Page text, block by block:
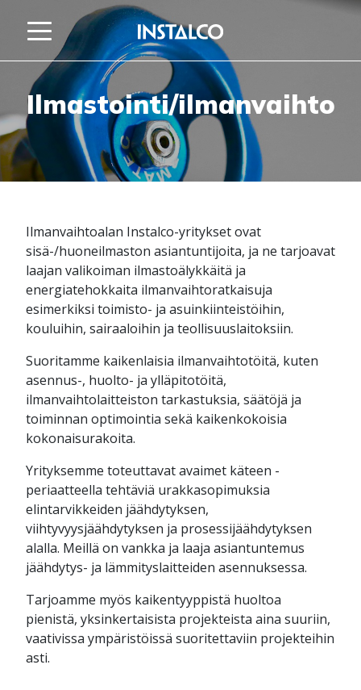
Hypätä sisältöön
Ilmastointi/ilmanvaihto
Ilmanvaihtoalan Instalco-yritykset ovat
sisä-/huoneilmaston asiantuntijoita, ja ne tarjoavat
laajan valikoiman ilmastoälykkäitä ja
energiatehokkaita ilmanvaihtoratkaisuja
esimerkiksi toimisto- ja asuinkiinteistöihin,
kouluihin, sairaaloihin ja teollisuuslaitoksiin.
Suoritamme kaikenlaisia ilmanvaihtotöitä, kuten
asennus-, huolto- ja ylläpitotöitä,
ilmanvaihtolaitteiston tarkastuksia, säätöjä ja
toiminnan optimointia sekä kaikenkokoisia
kokonaisurakoita.
Yrityksemme toteuttavat avaimet käteen -
periaatteella tehtäviä urakkasopimuksia
elintarvikkeiden jäähdytyksen,
viihtyvyysjäähdytyksen ja prosessijäähdytyksen
alalla. Meillä on vankka ja laaja asiantuntemus
jäähdytys- ja lämmityslaitteiden asennuksessa.
Tarjoamme myös kaikentyyppistä huoltoa
pienistä, yksinkertaisista projekteista aina suuriin,
vaativissa ympäristöissä suoritettaviin projekteihin
asti.